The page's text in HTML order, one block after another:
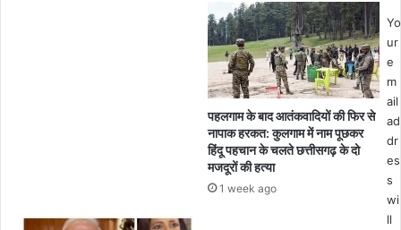
खों
का
सा
मा
न
ज
ल
क
र
हु
पहलगाम के बाद आतंकवादियों की फिर से
नापाक हरकत: कुलगाम में नाम पूछकर
हिंदू पहचान के चलते छत्तीसगढ़ के दो
मजदूरों की हत्या
1 week ago
Yo
ur
e
m
ail
ad
dr
es
s
wi
ll